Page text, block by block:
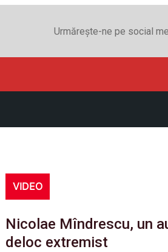
Urmărește-ne pe social
VIDEO
Nicolae Mîndrescu, un
deloc extremist